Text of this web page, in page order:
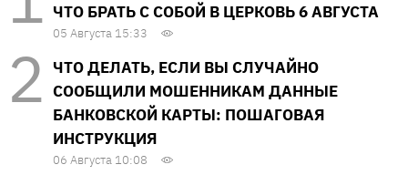
ЧТО БРАТЬ С СОБОЙ В ЦЕРКОВЬ 6 АВГУСТА
05 Августа 15:33
ЧТО ДЕЛАТЬ, ЕСЛИ ВЫ СЛУЧАЙНО
СООБЩИЛИ МОШЕННИКАМ ДАННЫЕ
БАНКОВСКОЙ КАРТЫ: ПОШАГОВАЯ
ИНСТРУКЦИЯ
06 Августа 10:08